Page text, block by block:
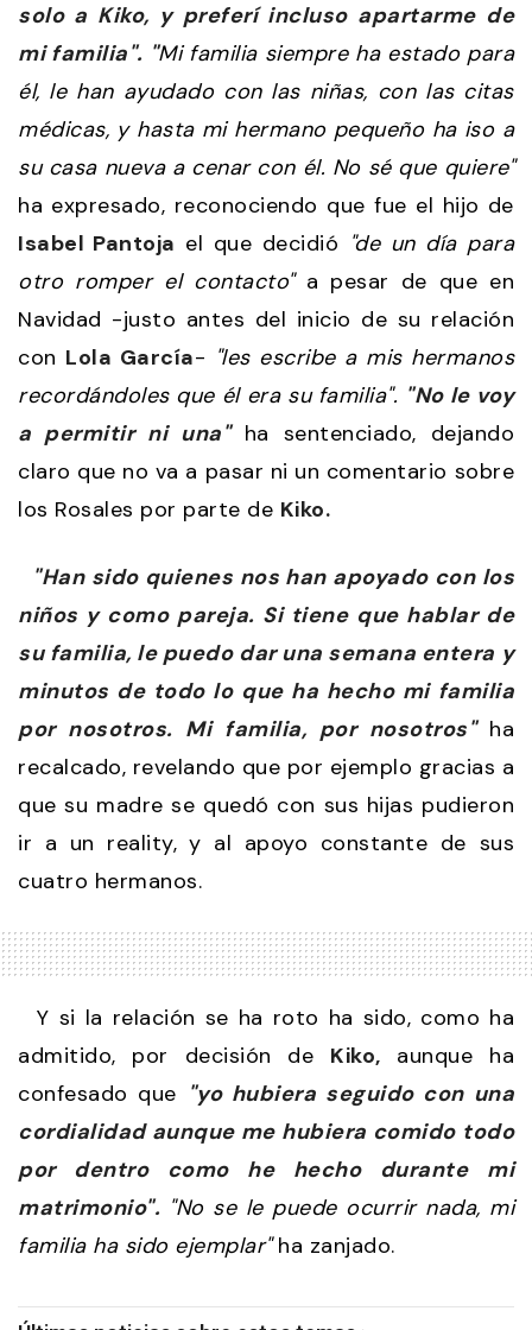
solo a Kiko, y preferí incluso apartarme de
mi familia". "Mi familia siempre ha estado para
él, le han ayudado con las niñas, con las citas
médicas, y hasta mi hermano pequeño ha iso a
su casa nueva a cenar con él. No sé que quiere"
ha expresado, reconociendo que fue el hijo de
Isabel Pantoja el que decidió "de un día para
otro romper el contacto"a pesar de que en
Navidad -justo antes del inicio de su relación
con Lola García- "les escribe a mis hermanos
recordándoles que él era su familia". "No le voy
a permitir ni una" ha sentenciado, dejando
claro que no va a pasar ni un comentario sobre
los Rosales por parte de Kiko.
"Han sido quienes nos han apoyado con los
niños y como pareja. Si tiene que hablar de
su familia, le puedo dar una semana entera y
minutos de todo lo que ha hecho mi familia
por nosotros. Mi familia, por nosotros" ha
recalcado, revelando que por ejemplo gracias a
que su madre se quedó con sus hijas pudieron
ir a un reality, y al apoyo constante de sus
cuatro hermanos.
Y si la relación se ha roto ha sido, como ha
admitido, por decisión de Kiko, aunque ha
confesado que "yo hubiera seguido con una
cordialidad aunque me hubiera comido todo
por dentro como he hecho durante mi
matrimonio". "No se le puede ocurrir nada, mi
familia ha sido ejemplar"ha zanjado.